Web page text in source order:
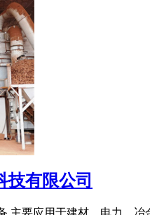
有限公司
主要应用于建材、电力、